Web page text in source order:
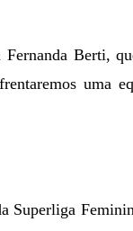
Berti,
uma
Superliga